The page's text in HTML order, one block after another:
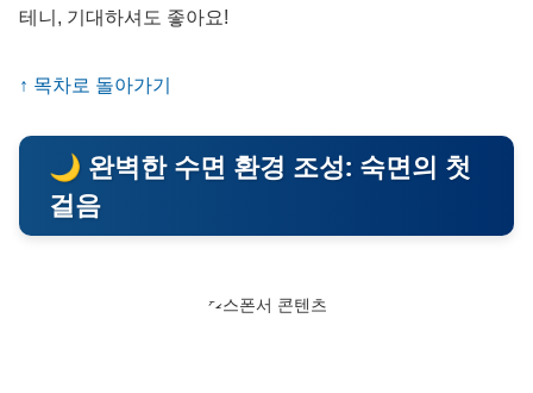
테니, 기대하셔도 좋아요!
↑ 목차로 돌아가기
🌙 완벽한 수면 환경 조성: 숙면의 첫
걸음
스폰서 콘텐츠